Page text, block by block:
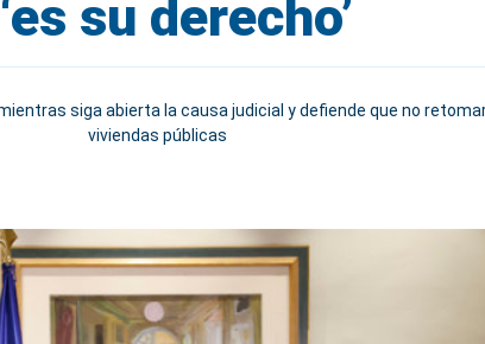
su derecho’
siga abierta la causa judicial y defiende que no
viviendas públicas